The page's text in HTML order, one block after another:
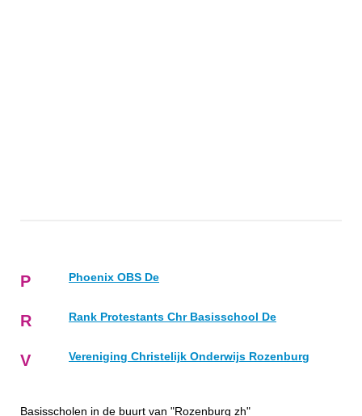
P Phoenix OBS De
R Rank Protestants Chr Basisschool De
V Vereniging Christelijk Onderwijs Rozenburg
Basisscholen in de buurt van "Rozenburg zh"